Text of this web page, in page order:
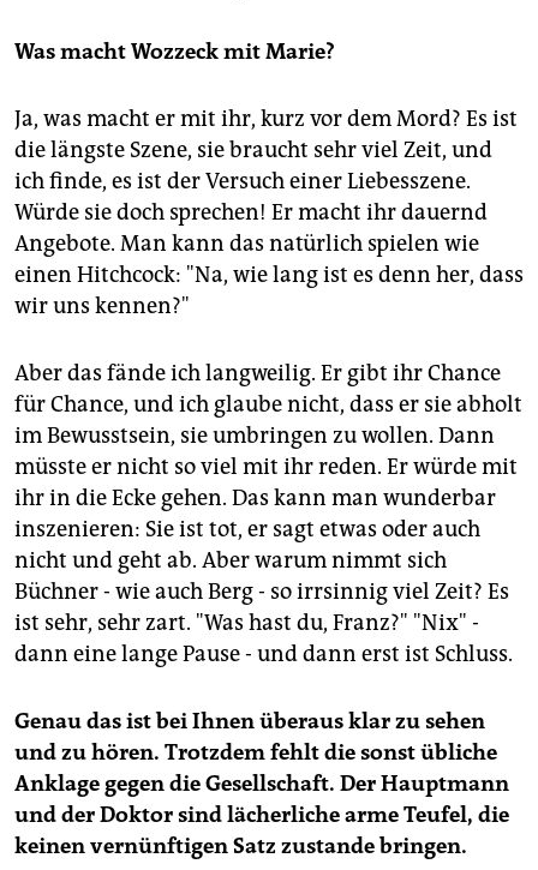
Was macht Wozzeck mit Marie?
Ja, was macht er mit ihr, kurz vor dem Mord? Es ist
die längste Szene, sie braucht sehr viel Zeit, und
ich finde, es ist der Versuch einer Liebesszene.
Würde sie doch sprechen! Er macht ihr dauernd
Angebote. Man kann das natürlich spielen wie
einen Hitchcock: "Na, wie lang ist es denn her, dass
wir uns kennen?"
Aber das fände ich langweilig. Er gibt ihr Chance
für Chance, und ich glaube nicht, dass er sie abholt
im Bewusstsein, sie umbringen zu wollen. Dann
müsste er nicht so viel mit ihr reden. Er würde mit
ihr in die Ecke gehen. Das kann man wunderbar
inszenieren: Sie ist tot, er sagt etwas oder auch
nicht und geht ab. Aber warum nimmt sich
Büchner - wie auch Berg - so irrsinnig viel Zeit? Es
ist sehr, sehr zart. "Was hast du, Franz?" "Nix" -
dann eine lange Pause - und dann erst ist Schluss.
Genau das ist bei Ihnen überaus klar zu sehen
und zu hören. Trotzdem fehlt die sonst übliche
Anklage gegen die Gesellschaft. Der Hauptmann
und der Doktor sind lächerliche arme Teufel, die
keinen vernünftigen Satz zustande bringen.